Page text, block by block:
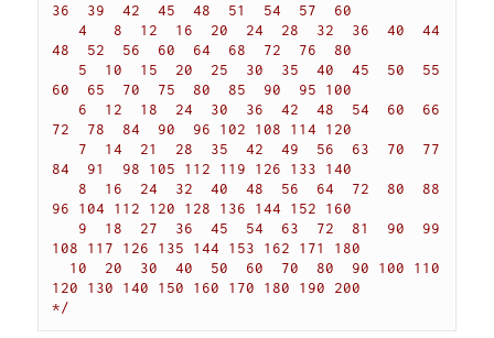
36  39  42  45  48  51  54  57  60
   4   8  12  16  20  24  28  32  36  40  44
48  52  56  60  64  68  72  76  80
60  65  70  75  80  85  90  95 100
72  78  84  90  96 102 108 114 120
84  91  98 105 112 119 126 133 140
96 104 112 120 128 136 144 152 160
108 117 126 135 144 153 162 171 180
120 130 140 150 160 170 180 190 200
*/